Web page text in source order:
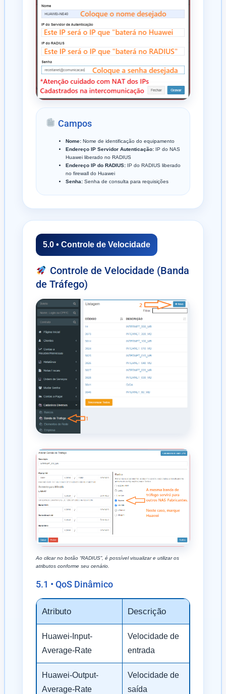
Campos
Nome: Nome de identificação do equipamento
Endereço IP Servidor Autenticação: IP do NAS
Huawei liberado no RADIUS
Endereço IP do RADIUS: IP do RADIUS liberado
no firewall do Huawei
Senha: Senha de consulta para requisições
5.0 • Controle de Velocidade
Controle de Velocidade (Banda
de Tráfego)
Ao clicar no botão “RADIUS”, é possível visualizar e utilizar os
atributos conforme seu cenário.
5.1 • QoS Dinâmico
Atributo Descrição
Huawei-Input-
Average-Rate
Velocidade de
entrada
Huawei-Output-
Average-Rate
Velocidade de
saída